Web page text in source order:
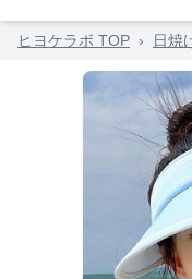
ヒヨケラボ TOP › 日焼